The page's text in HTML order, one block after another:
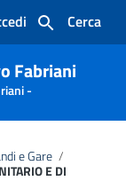
Cerca
Fabriani
-
e Gare /
E DI